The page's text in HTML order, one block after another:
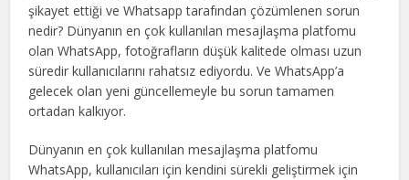
şikayet ettiği ve Whatsapp tarafından çözümlenen sorun
nedir? Dünyanın en çok kullanılan mesajlaşma platfomu
olan WhatsApp, fotoğrafların düşük kalitede olması uzun
süredir kullanıcılarını rahatsız ediyordu. Ve WhatsApp’a
gelecek olan yeni güncellemeyle bu sorun tamamen
ortadan kalkıyor.
Dünyanın en çok kullanılan mesajlaşma platfomu
WhatsApp, kullanıcıları için kendini sürekli geliştirmek için